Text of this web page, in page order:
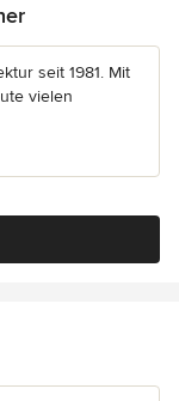
seit 1981. Mit
vielen